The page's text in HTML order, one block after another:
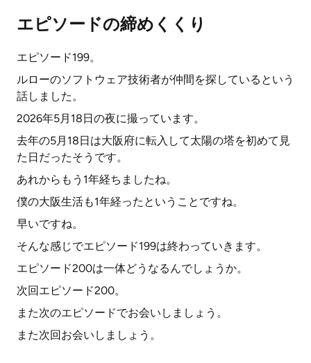
エピソードの締めくくり
エピソード199。
ルローのソフトウェア技術者が仲間を探しているという
話しました。
2026年5月18日の夜に撮っています。
去年の5月18日は大阪府に転入して太陽の塔を初めて見
た日だったそうです。
あれからもう1年経ちましたね。
僕の大阪生活も1年経ったということですね。
早いですね。
そんな感じでエピソード199は終わっていきます。
エピソード200は一体どうなるんでしょうか。
次回エピソード200。
また次のエピソードでお会いしましょう。
また次回お会いしましょう。